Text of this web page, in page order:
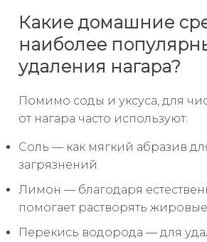
Какие домашние
наиболее
удаления нагара?
Помимо соды и уксуса, для
от нагара часто используют:
Соль — как мягкий абразив
загрязнений.
Лимон — благодаря
помогает растворять
Перекись водорода — для